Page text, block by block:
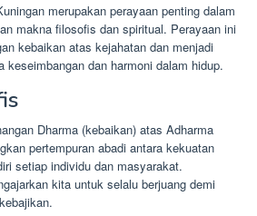
merupakan perayaan penting dalam
makna filosofis dan spiritual. Perayaan ini
kebaikan atas kejahatan dan menjadi
keseimbangan dan harmoni dalam hidup.
Dharma (kebaikan) atas Adharma
pertempuran abadi antara kekuatan
setiap individu dan masyarakat.
kita untuk selalu berjuang demi